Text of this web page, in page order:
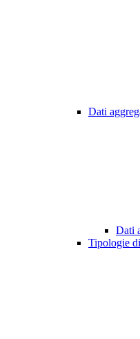
Dati
Dati
Tipologie